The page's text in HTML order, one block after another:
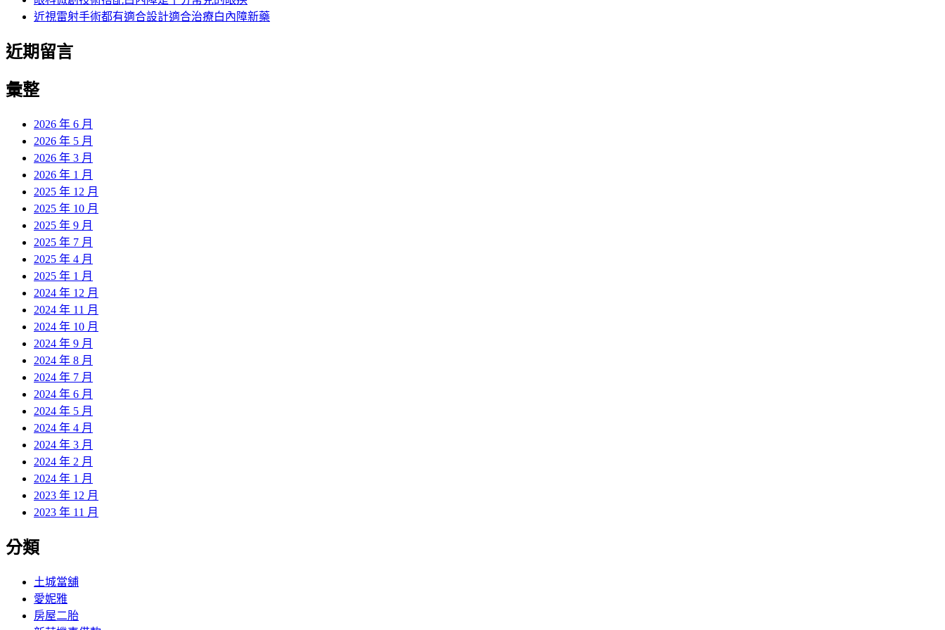
近視雷射手術都有適合設計適合治療白內障新藥
近期留言
彙整
2026 年 6 月
2026 年 5 月
2026 年 3 月
2026 年 1 月
2025 年 12 月
2025 年 10 月
2025 年 9 月
2025 年 7 月
2025 年 4 月
2025 年 1 月
2024 年 12 月
2024 年 11 月
2024 年 10 月
2024 年 9 月
2024 年 8 月
2024 年 7 月
2024 年 6 月
2024 年 5 月
2024 年 4 月
2024 年 3 月
2024 年 2 月
2024 年 1 月
2023 年 12 月
2023 年 11 月
分類
土城當舖
愛妮雅
房屋二胎